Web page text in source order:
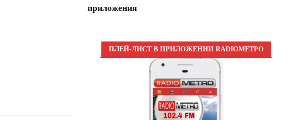
приложения
ПЛЕЙ-ЛИСТ В ПРИЛОЖЕНИИ RADIOМЕТРО